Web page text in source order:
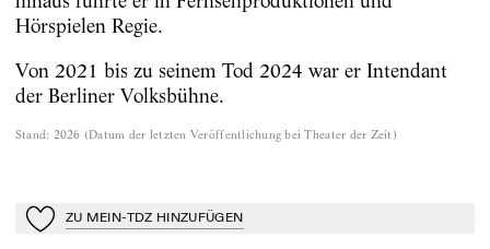
Hörspielen Regie.
Von 2021 bis zu seinem Tod 2024 war er Intendant
der Berliner Volksbühne.
Stand: 2026 ( Datum der letzten Veröffentlichung bei Theater der Zeit )
Zu Mein-TdZ hinzufügen
ZU MEIN-TDZ HINZUFÜGEN